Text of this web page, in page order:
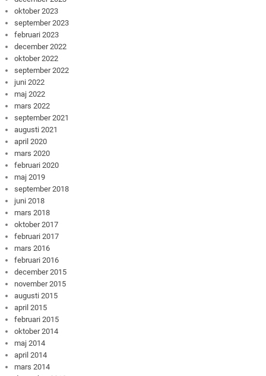
oktober 2023
september 2023
februari 2023
december 2022
oktober 2022
september 2022
juni 2022
maj 2022
mars 2022
september 2021
augusti 2021
april 2020
mars 2020
februari 2020
maj 2019
september 2018
juni 2018
mars 2018
oktober 2017
februari 2017
mars 2016
februari 2016
december 2015
november 2015
augusti 2015
april 2015
februari 2015
oktober 2014
maj 2014
april 2014
mars 2014